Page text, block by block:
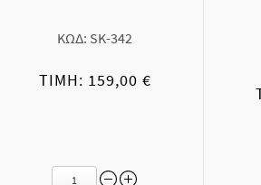
ΚΩΔ: SK-342
ΤΙΜΉ: 159,00 €